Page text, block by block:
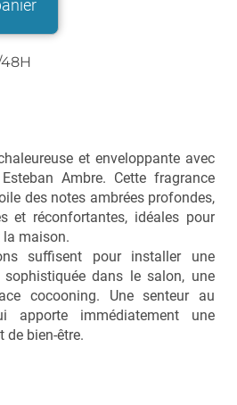
Bouquets parfumés et
Ustensiles
Vaisselle et accessoires
Soldes
MARQUES
et enveloppante avec
Ambre. Cette fragrance
des notes ambrées profondes,
et réconfortantes, idéales pour
maison.
suffisent pour installer une
dans le salon, une
cocooning. Une senteur au
apporte immédiatement une
de bien-être.